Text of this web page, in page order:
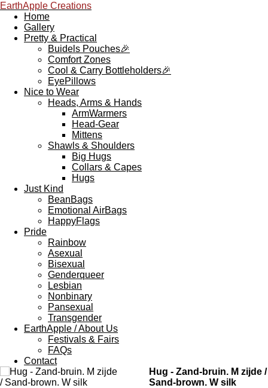
EarthApple Creations
Home
Gallery
Pretty & Practical
Buidels Pouches🎉
Comfort Zones
Cool & Carry Bottleholders🎉
EyePillows
Nice to Wear
Heads, Arms & Hands
ArmWarmers
Head-Gear
Mittens
Shawls & Shoulders
Big Hugs
Collars & Capes
Hugs
Just Kind
BeanBags
Emotional AirBags
HappyFlags
Pride
Rainbow
Asexual
Bisexual
Genderqueer
Lesbian
Nonbinary
Pansexual
Transgender
EarthApple / About Us
Festivals & Fairs
FAQs
Contact
Hug - Zand-bruin. M zijde /
Sand-brown. W silk